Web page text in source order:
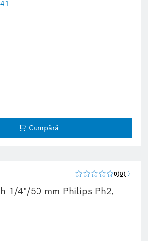
Cumpără
0 0
1/4"/50 mm Philips Ph2,